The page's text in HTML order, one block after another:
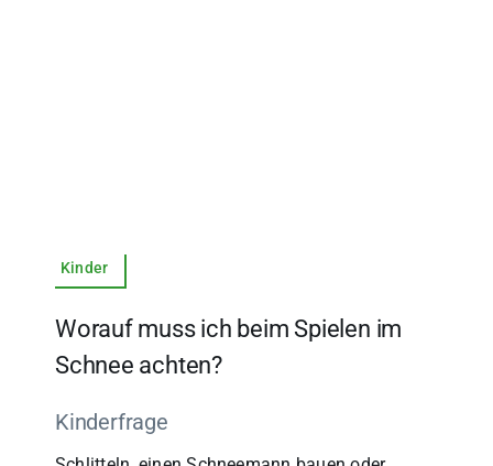
Kinder
Worauf muss ich beim Spielen im
Schnee achten?
Kinderfrage